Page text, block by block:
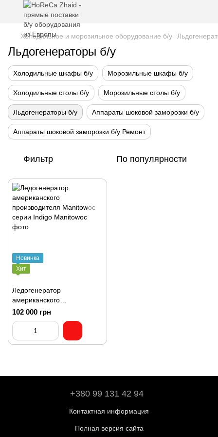
Холодильное и морозильное оборудование б/у
Льдогенераторы б/у
Холодильные шкафы б/у Морозильные шкафы б/у
Холодильные столы б/у Морозильные столы б/у
Льдогенераторы б/у Аппараты шоковой заморозки б/у
Аппараты шоковой заморозки б/у Ремонт
Фильтр По популярности
Новинка
Хит
Ледогенератор
американского
производителя Manitowoc
серии Indigo
102 000 грн
+380 99 131 42 94
Контактная информация
Полная версия сайта